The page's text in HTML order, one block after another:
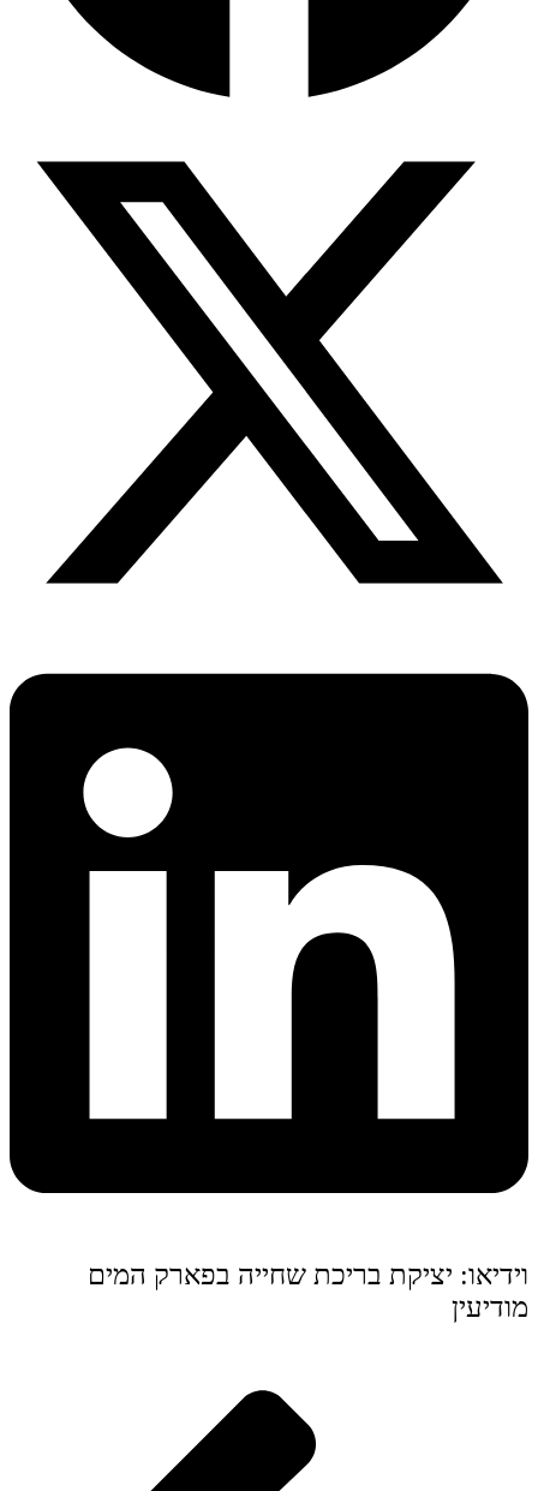
וידיאו: יציקת בריכת שחייה בפארק המים
מודיעין